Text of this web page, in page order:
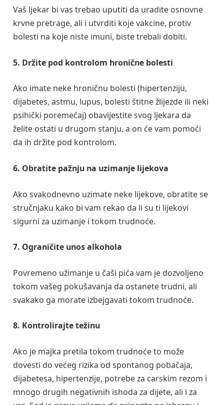
Vaš ljekar bi vas trebao uputiti da uradite osnovne
krvne pretrage, ali i utvrditi koje vakcine, protiv
bolesti na koje niste imuni, biste trebali dobiti.
5. Držite pod kontrolom hronične bolesti
Ako imate neke hroničnu bolesti (hipertenziju,
dijabetes, astmu, lupus, bolesti štitne žlijezde ili neki
psihički poremećaj) obavijestite svog ljekara da
želite ostati u drugom stanju, a on će vam pomoći
da ih držite pod kontrolom.
6. Obratite pažnju na uzimanje lijekova
Ako svakodnevno uzimate neke lijekove, obratite se
stručnjaku kako bi vam rekao da li su ti lijekovi
sigurni za uzimanje i tokom trudnoće.
7. Ograničite unos alkohola
Povremeno užimanje u čaši pića vam je dozvoljeno
tokom vašeg pokušavanja da ostanete trudni, ali
svakako ga morate izbejgavati tokom trudnoće.
8. Kontrolirajte težinu
Ako je majka pretila tokom trudnoće to može
dovesti do većeg rizika od spontanog pobačaja,
dijabetesa, hipertenzije, potrebe za carskim rezom i
mnogo drugih negativnih ishoda za dijete, ali i za